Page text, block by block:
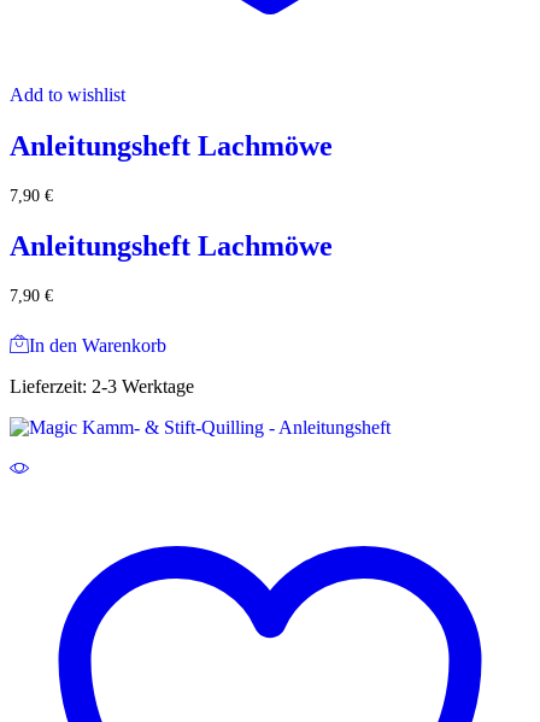
Add to wishlist
Anleitungsheft Lachmöwe
7,90 €
Anleitungsheft Lachmöwe
7,90 €
In den Warenkorb
Lieferzeit: 2-3 Werktage